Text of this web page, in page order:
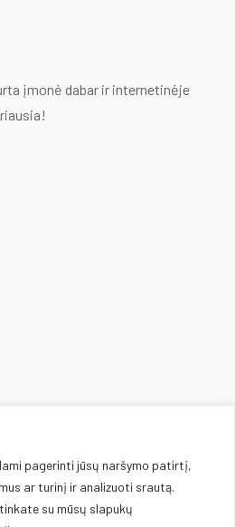
pagerinti jūsų naršymo patirtį,
ar turinį ir analizuoti srautą.
su mūsų slapukų
įmonė dabar ir internetinėje